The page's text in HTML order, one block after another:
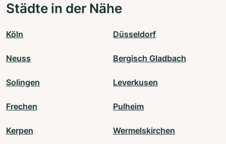
Städte in der Nähe
Köln Düsseldorf
Neuss Bergisch Gladbach
Solingen Leverkusen
Frechen Pulheim
Kerpen Wermelskirchen